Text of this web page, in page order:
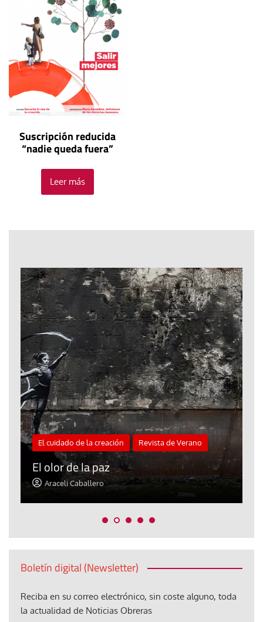
Suscripción reducida
“nadie queda fuera”
Leer más
Blog El Evangelio del trabajo
«Mándame ir hacia ti andando sobre el
agua»
Jorge Hernández
Boletín digital (Newsletter)
Reciba en su correo electrónico, sin coste alguno, toda
la actualidad de Noticias Obreras